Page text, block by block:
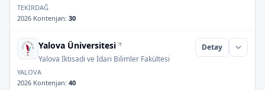
TEKİRDAĞ
2026 Kontenjan: 30
Yalova Üniversitesi
Yalova İktisadi ve İdari Bilimler Fakültesi
Detay
YALOVA
2026 Kontenjan: 40